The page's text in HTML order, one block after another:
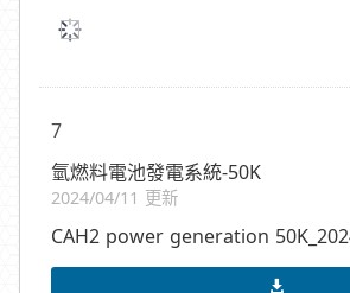
7
氫燃料電池發電系統-50K
2024/04/11 更新
CAH2 power generation